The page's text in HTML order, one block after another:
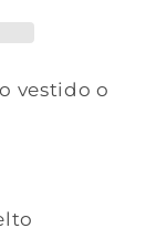
vestido o